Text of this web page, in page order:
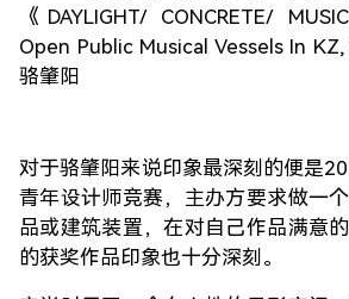
《DAYLIGHT/ CONCRETE/
Open Public Musical Vessels In KZ,
骆肇阳
对于骆肇阳来说印象最深刻的便是
青年设计师竞赛，主办方要求做一
品或建筑装置，在对自己作品满意
的获奖作品印象也十分深刻。